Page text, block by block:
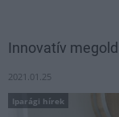
Innovatív
2021.01.25
Iparági hírek